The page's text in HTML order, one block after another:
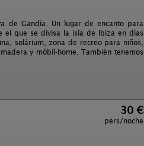
de Gandía. Un lugar de encanto para
el que se divisa la isla de Ibiza en días
solárium, zona de recreo para niños,
y móbil-home. También tenemos
30 €
pers/noche